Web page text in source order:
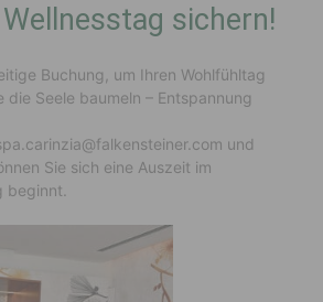
sichern!
Buchung, um Ihren Wohlfühltag
Seele baumeln – Entspannung
und
Sie sich eine Auszeit im
beginnt.